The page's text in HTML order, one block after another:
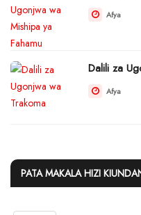
Afya
Dalili za
Afya
PATA MAKALA HIZI